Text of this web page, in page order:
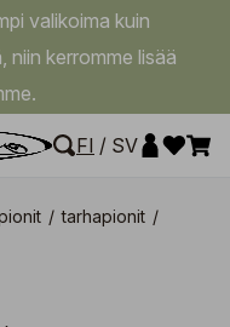
valikoima kuin
kerromme lisää
FI / SV
/ tarhapionit /